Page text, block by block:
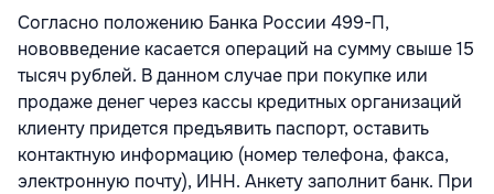
Согласно положению Банка России 499-П,
нововведение касается операций на сумму свыше 15
тысяч рублей. В данном случае при покупке или
продаже денег через кассы кредитных организаций
клиенту придется предъявить паспорт, оставить
контактную информацию (номер телефона, факса,
электронную почту), ИНН. Анкету заполнит банк. При